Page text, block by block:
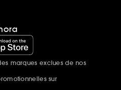
marques exclues de nos
sur